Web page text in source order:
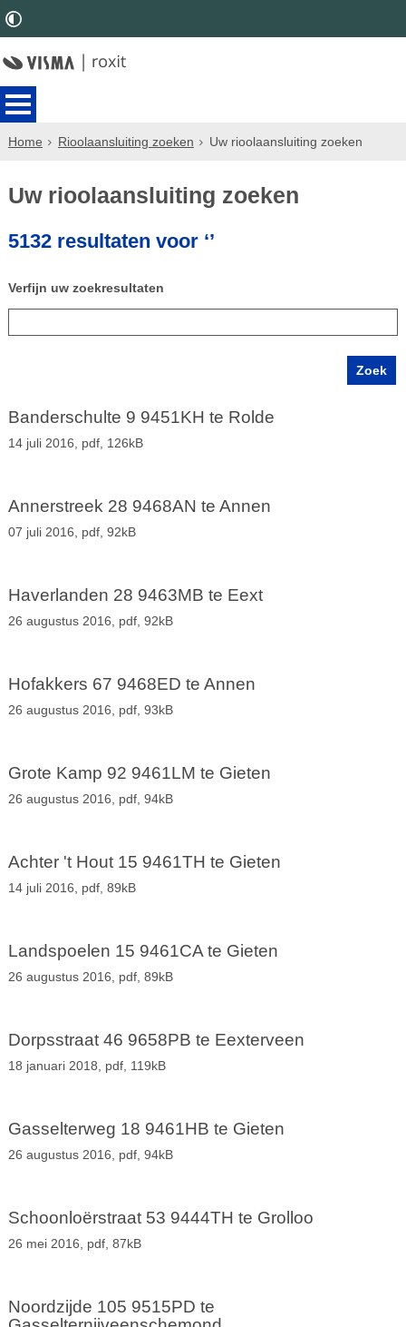
Home Rioolaansluiting zoeken Uw rioolaansluiting zoeken
Uw rioolaansluiting zoeken
5132 resultaten voor ‘’
Verfijn uw zoekresultaten
Banderschulte 9 9451KH te Rolde
14 juli 2016, pdf, 126kB
Annerstreek 28 9468AN te Annen
07 juli 2016, pdf, 92kB
Haverlanden 28 9463MB te Eext
26 augustus 2016, pdf, 92kB
Hofakkers 67 9468ED te Annen
26 augustus 2016, pdf, 93kB
Grote Kamp 92 9461LM te Gieten
26 augustus 2016, pdf, 94kB
Achter 't Hout 15 9461TH te Gieten
14 juli 2016, pdf, 89kB
Landspoelen 15 9461CA te Gieten
26 augustus 2016, pdf, 89kB
Dorpsstraat 46 9658PB te Eexterveen
18 januari 2018, pdf, 119kB
Gasselterweg 18 9461HB te Gieten
26 augustus 2016, pdf, 94kB
Schoonloërstraat 53 9444TH te Grolloo
26 mei 2016, pdf, 87kB
Noordzijde 105 9515PD te